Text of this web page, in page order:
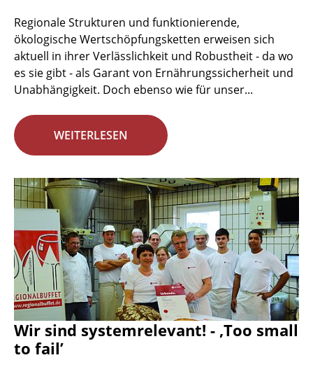
Regionale Strukturen und funktionierende,
ökologische Wertschöpfungsketten erweisen sich
aktuell in ihrer Verlässlichkeit und Robustheit - da wo
es sie gibt - als Garant von Ernährungssicherheit und
Unabhängigkeit. Doch ebenso wie für unser...
WEITERLESEN
Wir sind systemrelevant! - ‚Too small
to fail’